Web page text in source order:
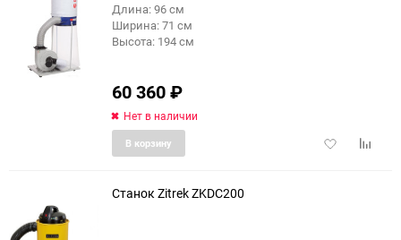
еще 3 фото
Длина: 96 см
Ширина: 71 см
Высота: 194 см
60 360₽
Нет в наличии
Добавить
В корзину
Станок Zitrek ZKDC200